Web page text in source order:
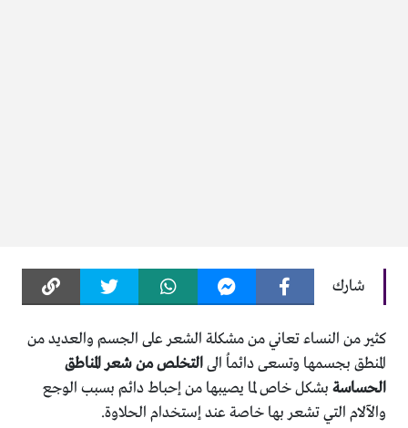
شارك
كثير من النساء تعاني من مشكلة الشعر على الجسم والعديد من
المنطق بجسمها وتسعى دائماُ الىالتخلص من شعر المناطق
الحساسة بشكل خاص لما يصيبها من إحباط دائم بسبب الوجع
والآلام التي تشعر بها خاصة عند إستخدام الحلاوة.